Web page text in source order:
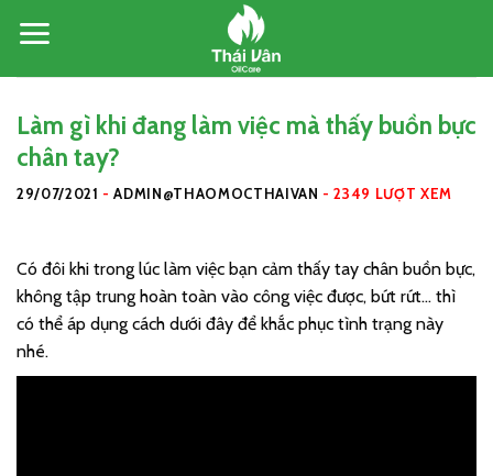
Làm gì khi đang làm việc mà thấy buồn bực
chân tay?
29/07/2021 -ADMIN@THAOMOCTHAIVAN -2349 LƯỢT XEM
Có đôi khi trong lúc làm việc bạn cảm thấy tay chân buồn bực,
không tập trung hoàn toàn vào công việc được, bứt rứt… thì
có thể áp dụng cách dưới đây để khắc phục tình trạng này
nhé.